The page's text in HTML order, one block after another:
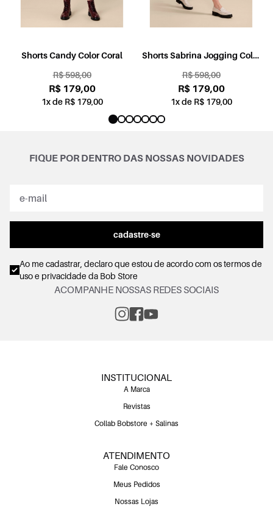
Shorts Candy Color Coral
R$ 598,00
R$ 179,00
1x de R$ 179,00
Shorts Sabrina Jogging Color
R$ 598,00
R$ 179,00
1x de R$ 179,00
FIQUE POR DENTRO DAS NOSSAS NOVIDADES
cadastre-se
Ao me cadastrar, declaro que estou de acordo com ostermos de
uso e privacidadeda Bob Store
ACOMPANHE NOSSAS REDES SOCIAIS
INSTITUCIONAL
A Marca
Revistas
Collab Bobstore + Salinas
ATENDIMENTO
Fale Conosco
Meus Pedidos
Nossas Lojas